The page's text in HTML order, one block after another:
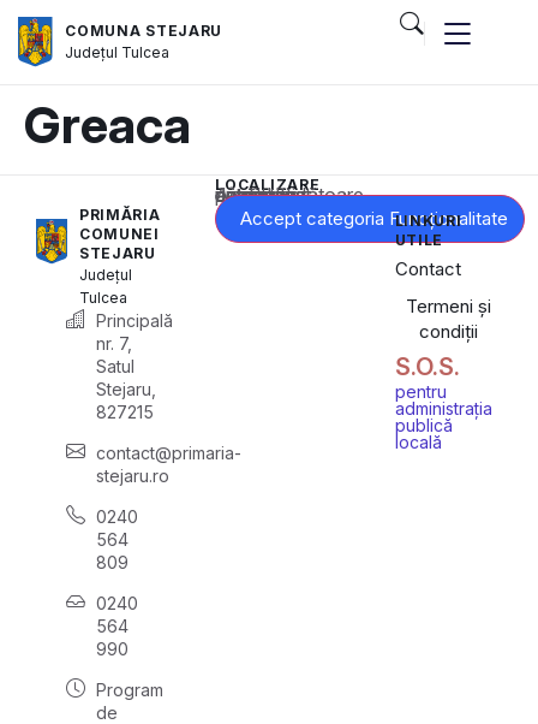
COMUNA STEJARU
Județul Tulcea
Greaca
PRIMĂRIA
COMUNEI
STEJARU
Județul
Tulcea
Principală
nr. 7,
Satul
Stejaru,
827215
contact@primaria-
stejaru.ro
0240
564
809
0240
564
990
Program
de
LOCALIZARE
Acest conținut este blocat până când acceptați categoria corespunzătoare de cookie-uri.
Accept categoria Funcționalitate
LINKURI
UTILE
Contact
Termeni și
condiții
S.O.S.
pentru
administrația
publică
locală